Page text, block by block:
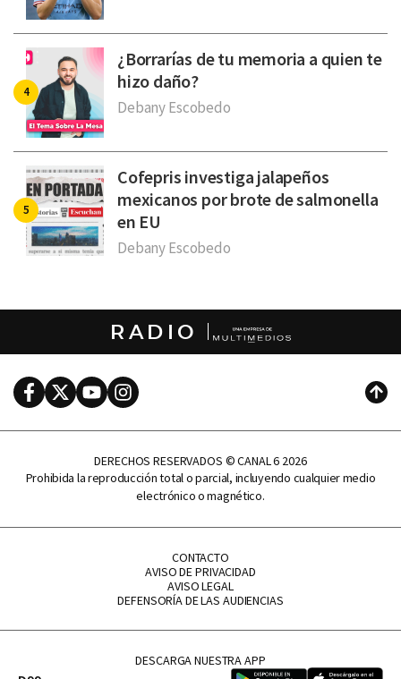
¿Borrarías de tu memoria a quien te
hizo daño?
Debany Escobedo
Cofepris investiga jalapeños
mexicanos por brote de salmonella
en EU
Debany Escobedo
RADIO
FacebookTwitterYoutubeInstagram
DERECHOS RESERVADOS © CANAL 6 2026
Prohibida la reproducción total o parcial, incluyendo cualquier medio
electrónico o magnético.
CONTACTO
AVISO DE PRIVACIDAD
AVISO LEGAL
DEFENSORÍA DE LAS AUDIENCIAS
DESCARGA NUESTRA APP